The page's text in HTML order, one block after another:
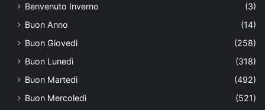
Benvenuto Inverno
(3)
Buon Anno
(14)
Buon Giovedì
(258)
Buon Lunedì
(318)
Buon Martedì
(492)
Buon Mercoledì
(521)